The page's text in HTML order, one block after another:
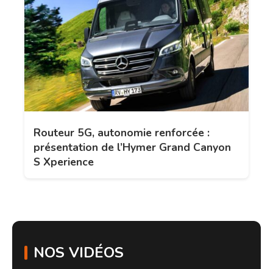
Routeur 5G, autonomie renforcée :
présentation de l’Hymer Grand Canyon
S Xperience
NOS VIDÉOS